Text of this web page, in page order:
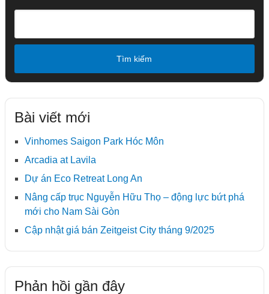
Tìm kiếm
Bài viết mới
Vinhomes Saigon Park Hóc Môn
Arcadia at Lavila
Dự án Eco Retreat Long An
Nâng cấp trục Nguyễn Hữu Thọ – động lực bứt phá
mới cho Nam Sài Gòn
Cập nhật giá bán Zeitgeist City tháng 9/2025
Phản hồi gần đây